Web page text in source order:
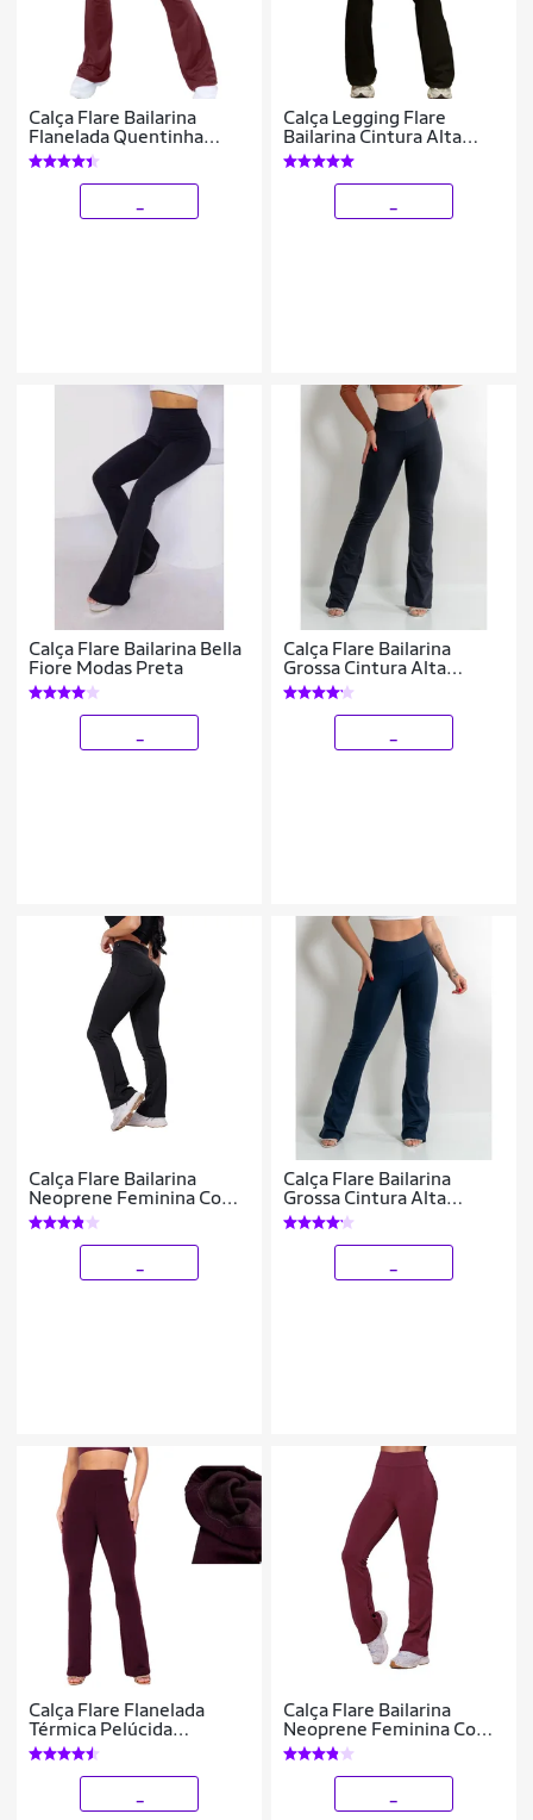
Calça Flare Bailarina
Flanelada Quentinha
Térmica Antifrio Forrada
Em Suplex WOLFOX
Calça Legging Flare
Bailarina Cintura Alta
Treino Academia
Calça Flare Bailarina Bella
Fiore Modas Preta
Calça Flare Bailarina
Grossa Cintura Alta
Poliamida Premium
Calça Flare Bailarina
Neoprene Feminina Com
Bolso Cintura/Alta
Calça Flare Bailarina
Grossa Cintura Alta
Poliamida Premium
Calça Flare Flanelada
Térmica Pelúcida
Quentinha Inverno
Calça Flare Bailarina
Neoprene Feminina Com
Bolso Cintura/Alta